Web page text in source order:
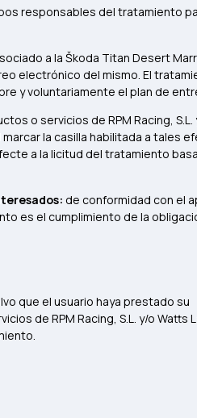
responsables del tratamiento
a la Škoda Titan Desert
electrónico del mismo. El
y voluntariamente el plan de
o servicios de RPM Racing, S.L.
la casilla habilitada a tales
a la licitud del tratamiento
de conformidad con el
es el cumplimiento de la
que el usuario haya prestado su
de RPM Racing, S.L. y/o Watts